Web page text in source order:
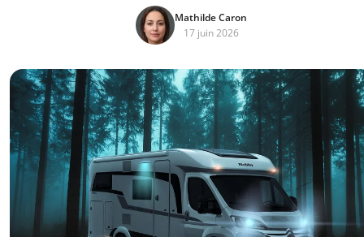
Mathilde Caron
17 juin 2026